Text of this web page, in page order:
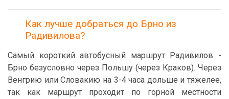
Как лучше добраться до Брно из
Радивилова?
Самый короткий автобусный маршрут Радивилов -
Брно безусловно через Польшу (через Краков). Через
Венгрию или Словакию на 3-4 часа дольше и тяжелее,
так как маршрут проходит по горной местности